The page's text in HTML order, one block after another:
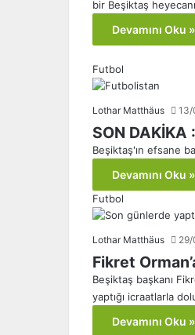
bir Beşiktaş
Devamını Oku »
Futbol
Lothar Matthäus 13/
SON
Beşiktaş'ın efsane
Devamını Oku »
Futbol
Lothar Matthäus
Fikret
Beşiktaş başkanı
yaptığı icraatlarla
Devamını Oku »